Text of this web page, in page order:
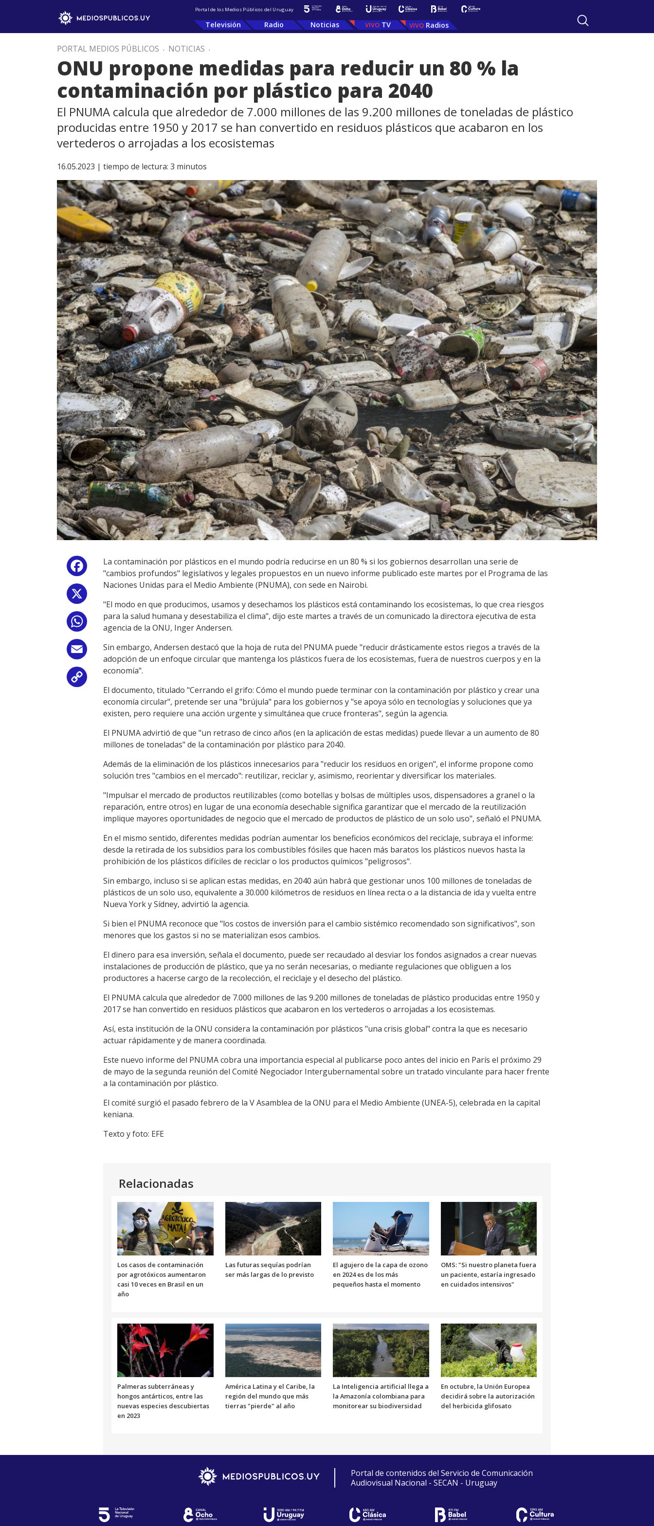
Portal de los Medios Públicos del Uruguay
Televisión Radio Noticias TV Radios
PORTAL MEDIOS PÚBLICOS . NOTICIAS .
ONU propone medidas para reducir un 80 % la
contaminación por plástico para 2040
El PNUMA calcula que alrededor de 7.000 millones de las 9.200 millones de toneladas de plástico
producidas entre 1950 y 2017 se han convertido en residuos plásticos que acabaron en los
vertederos o arrojadas a los ecosistemas
16.05.2023 | tiempo de lectura: 3 minutos
Facebook
WhatsApp
Email
Link
La contaminación por plásticos en el mundo podría reducirse en un 80 % si los gobiernos desarrollan una serie de
"cambios profundos" legislativos y legales propuestos en un nuevo informe publicado este martes por el Programa de las
Naciones Unidas para el Medio Ambiente (PNUMA), con sede en Nairobi.
"El modo en que producimos, usamos y desechamos los plásticos está contaminando los ecosistemas, lo que crea riesgos
para la salud humana y desestabiliza el clima", dijo este martes a través de un comunicado la directora ejecutiva de esta
agencia de la ONU, Inger Andersen.
Sin embargo, Andersen destacó que la hoja de ruta del PNUMA puede "reducir drásticamente estos riegos a través de la
adopción de un enfoque circular que mantenga los plásticos fuera de los ecosistemas, fuera de nuestros cuerpos y en la
economía".
El documento, titulado "Cerrando el grifo: Cómo el mundo puede terminar con la contaminación por plástico y crear una
economía circular", pretende ser una "brújula" para los gobiernos y "se apoya sólo en tecnologías y soluciones que ya
existen, pero requiere una acción urgente y simultánea que cruce fronteras", según la agencia.
El PNUMA advirtió de que "un retraso de cinco años (en la aplicación de estas medidas) puede llevar a un aumento de 80
millones de toneladas" de la contaminación por plástico para 2040.
Además de la eliminación de los plásticos innecesarios para "reducir los residuos en origen", el informe propone como
solución tres "cambios en el mercado": reutilizar, reciclar y, asimismo, reorientar y diversificar los materiales.
"Impulsar el mercado de productos reutilizables (como botellas y bolsas de múltiples usos, dispensadores a granel o la
reparación, entre otros) en lugar de una economía desechable significa garantizar que el mercado de la reutilización
implique mayores oportunidades de negocio que el mercado de productos de plástico de un solo uso", señaló el PNUMA.
En el mismo sentido, diferentes medidas podrían aumentar los beneficios económicos del reciclaje, subraya el informe:
desde la retirada de los subsidios para los combustibles fósiles que hacen más baratos los plásticos nuevos hasta la
prohibición de los plásticos difíciles de reciclar o los productos químicos "peligrosos".
Sin embargo, incluso si se aplican estas medidas, en 2040 aún habrá que gestionar unos 100 millones de toneladas de
plásticos de un solo uso, equivalente a 30.000 kilómetros de residuos en línea recta o a la distancia de ida y vuelta entre
Nueva York y Sídney, advirtió la agencia.
Si bien el PNUMA reconoce que "los costos de inversión para el cambio sistémico recomendado son significativos", son
menores que los gastos si no se materializan esos cambios.
El dinero para esa inversión, señala el documento, puede ser recaudado al desviar los fondos asignados a crear nuevas
instalaciones de producción de plástico, que ya no serán necesarias, o mediante regulaciones que obliguen a los
productores a hacerse cargo de la recolección, el reciclaje y el desecho del plástico.
El PNUMA calcula que alrededor de 7.000 millones de las 9.200 millones de toneladas de plástico producidas entre 1950 y
2017 se han convertido en residuos plásticos que acabaron en los vertederos o arrojadas a los ecosistemas.
Así, esta institución de la ONU considera la contaminación por plásticos "una crisis global" contra la que es necesario
actuar rápidamente y de manera coordinada.
Este nuevo informe del PNUMA cobra una importancia especial al publicarse poco antes del inicio en París el próximo 29
de mayo de la segunda reunión del Comité Negociador Intergubernamental sobre un tratado vinculante para hacer frente
a la contaminación por plástico.
El comité surgió el pasado febrero de la V Asamblea de la ONU para el Medio Ambiente (UNEA-5), celebrada en la capital
keniana.
Texto y foto: EFE
Relacionadas
Los casos de contaminación
por agrotóxicos aumentaron
casi 10 veces en Brasil en un
año
Las futuras sequías podrían
ser más largas de lo previsto
El agujero de la capa de ozono
en 2024 es de los más
pequeños hasta el momento
OMS: "Si nuestro planeta fuera
un paciente, estaría ingresado
en cuidados intensivos"
Palmeras subterráneas y
hongos antárticos, entre las
nuevas especies descubiertas
en 2023
América Latina y el Caribe, la
región del mundo que más
tierras "pierde" al año
La Inteligencia artificial llega a
la Amazonía colombiana para
monitorear su biodiversidad
En octubre, la Unión Europea
decidirá sobre la autorización
del herbicida glifosato
Portal de contenidos del Servicio de Comunicación
Audiovisual Nacional - SECAN - Uruguay